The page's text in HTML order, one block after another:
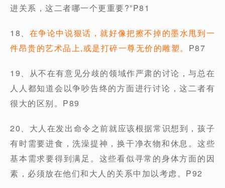
进关系，这二者哪一个更重要?”P81
18、 在争论中说狠话，就好像把擦不掉的墨水甩到一
件昂贵的艺术品上,或是打碎一尊无价的雕塑。 P87
19、从不在有意见分歧的领域作严肃的讨论，与总在
人人都知道会以争吵告终的方面进行讨论，这二者有
很大的区别。P89
20、大人在发出命令之前就应该根据常识想到，孩子
有时需要进食，洗澡提神，换干净衣物和休息。这些
基本需求要得到满足。这些看似寻常的身体方面的因
素，必须放在他们和大人的关系中加以考虑。P92